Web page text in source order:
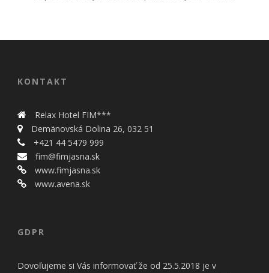
KONTAKT
Relax Hotel FIM***
Demänovská Dolina 26, 032 51
+421 44 5479 999
fim@fimjasna.sk
www.fimjasna.sk
www.avena.sk
GDPR
Dovoľujeme si Vás informovať že od 25.5.2018 je v